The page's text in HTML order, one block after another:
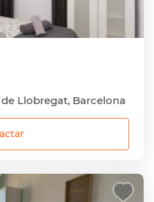
Llobregat, Barcelona